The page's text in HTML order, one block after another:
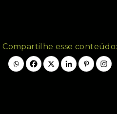
Compartilhe esse conteúdo: